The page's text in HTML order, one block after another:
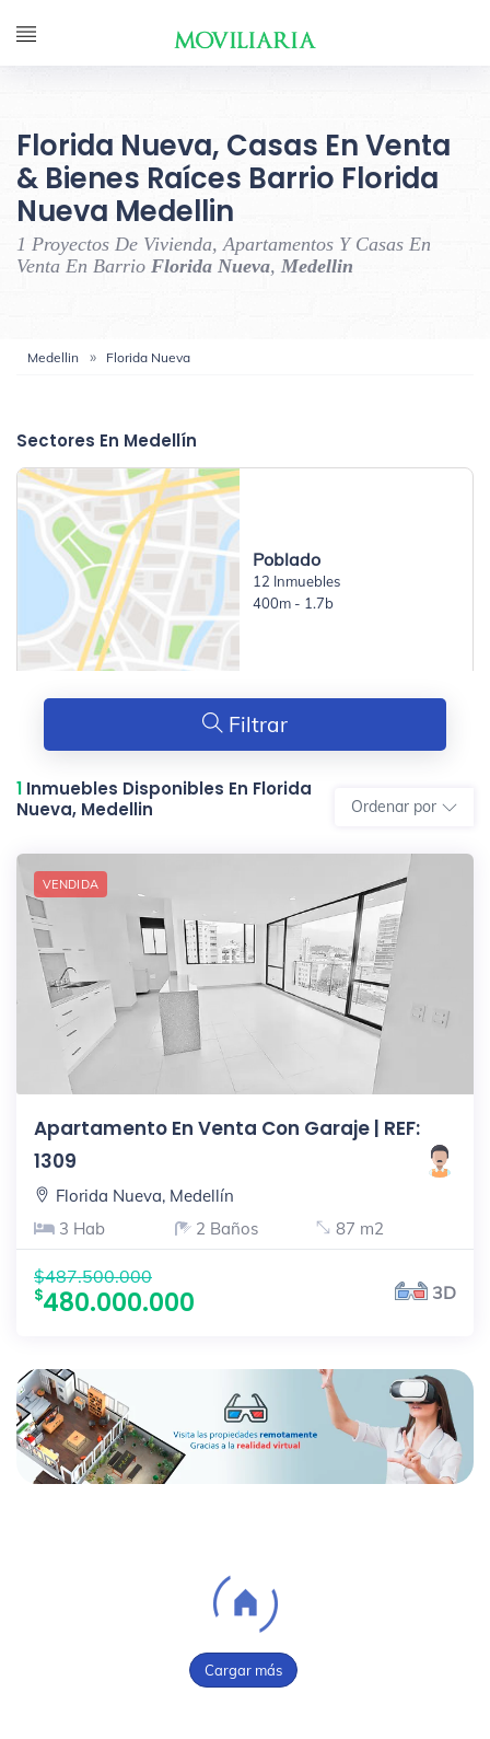
Florida Nueva, Casas En Venta
& Bienes Raíces Barrio Florida
Nueva Medellin
1 Proyectos De Vivienda, Apartamentos Y Casas En
Venta En Barrio Florida Nueva, Medellin
Medellin Florida Nueva
Sectores En Medellín
Poblado
12 Inmuebles
400m - 1.7b
Filtrar
1 Inmuebles Disponibles En Florida
Nueva, Medellin
Ordenar por
VENDIDA
Apartamento En Venta Con Garaje | REF:
1309
Florida Nueva, Medellín
3 Hab
2 Baños 87 m2
$487.500.000
480.000.000 3D
Cargar más